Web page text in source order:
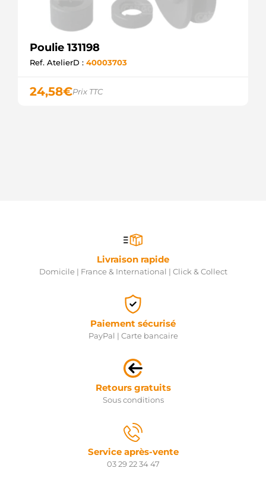
Poulie 131198
Ref. AtelierD : 40003703
24,58€Prix TTC
Livraison rapide
Domicile | France & International | Click & Collect
Paiement sécurisé
PayPal | Carte bancaire
Retours gratuits
Sous conditions
Service après-vente
03 29 22 34 47